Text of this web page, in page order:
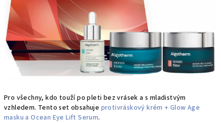
Pro všechny, kdo touží po pleti bez vrásek a s mladistvým
vzhledem. Tento set obsahuje protivráskový krém + Glow Age
masku a Ocean Eye Lift Serum.